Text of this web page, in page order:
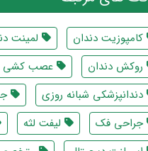
کامپوزیت دندان لمینت
روکش دندان
عصب کشی
دندانپزشکی شبانه روزی
جراحی فک
لیفت لثه